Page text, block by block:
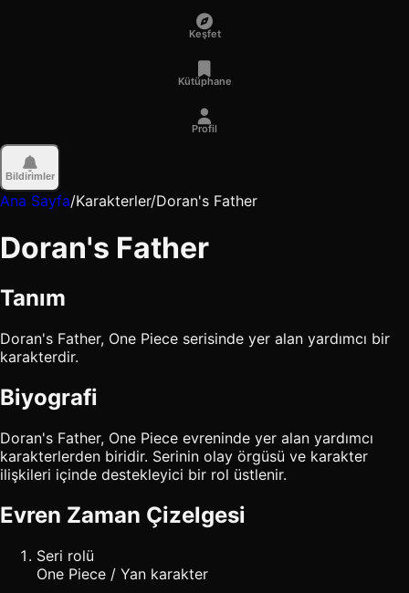
Keşfet
Kütüphane
Profil
Bildirimler
Ana Sayfa/Karakterler/Doran's Father
Doran's Father
Tanım
Doran's Father, One Piece serisinde yer alan yardımcı bir
karakterdir.
Biyografi
Doran's Father, One Piece evreninde yer alan yardımcı
karakterlerden biridir. Serinin olay örgüsü ve karakter
ilişkileri içinde destekleyici bir rol üstlenir.
Evren Zaman Çizelgesi
Seri rolü
One Piece / Yan karakter